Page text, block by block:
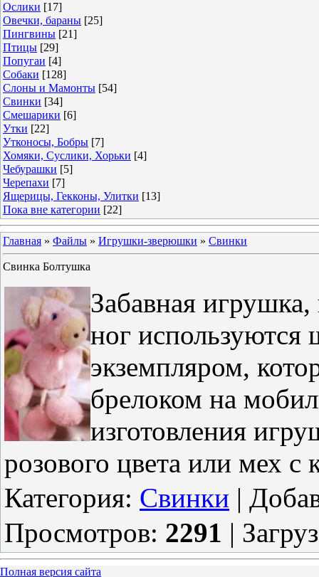
Ослики [17]
Овечки, бараны [25]
Пингвины [21]
Птицы [29]
Попугаи [4]
Собаки [128]
Слоны и Мамонты [54]
Свинки [34]
Смешарики [6]
Утки [22]
Утконосы, Бобры [7]
Хомяки, Суслики, Хорьки [4]
Чебурашки [5]
Черепахи [7]
Ящерицы, Гекконы, Улитки [13]
Пока вне категории [22]
Главная » Файлы » Игрушки-зверюшки » Свинки
Свинка Болтушка
Забавная
ног используются
экземпляром,
брелоком на
изготовления
розового цвета или мех с
Категория: Свинки |
Просмотров: 2291 |
Полная версия сайта